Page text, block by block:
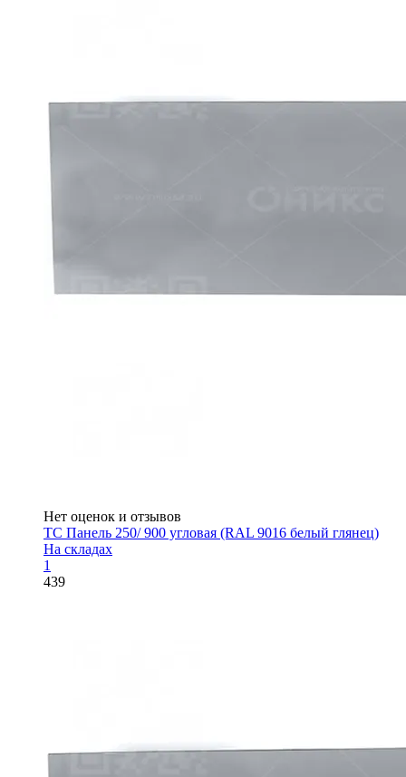
Нет оценок и отзывов
ТС Панель 250/ 900 угловая (RAL 9016 белый глянец)
На складах
1
439